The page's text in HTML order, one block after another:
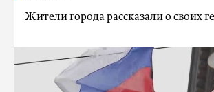
Жители города рассказали о своих